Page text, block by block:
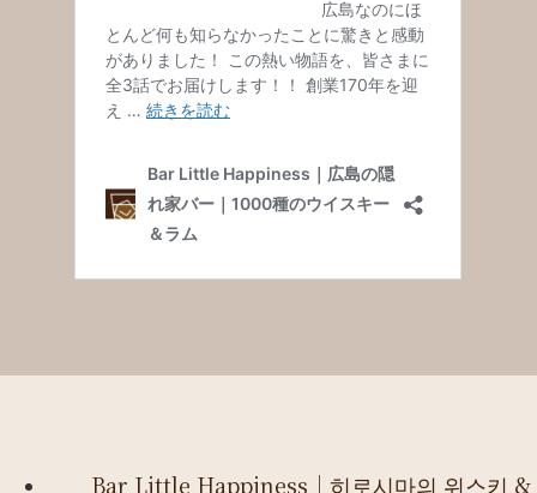
Bar Little Happiness｜히로시마의 위스키 &